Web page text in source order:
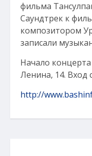
фильма
Саундтрек к
композитором
записали
Начало концерта
Ленина, 14. Вход
http://